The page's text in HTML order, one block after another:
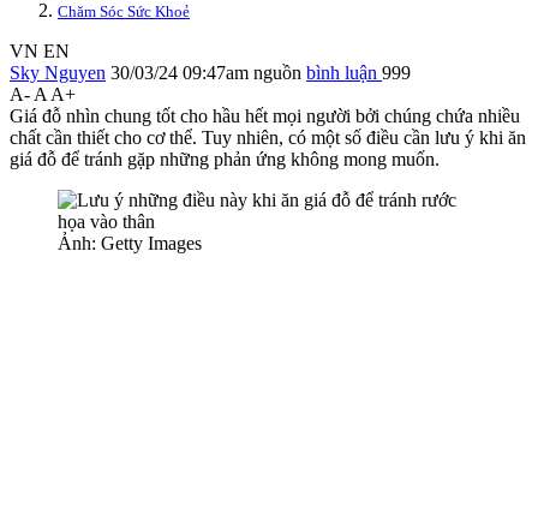
Chăm Sóc Sức Khoẻ
VN EN
Sky Nguyen 30/03/24 09:47am nguồn bình luận 999
A- A A+
Giá đỗ nhìn chung tốt cho hầu hết mọi người bởi chúng chứa nhiều
chất cần thiết cho c‌ơ th‌ể. Tuy nhiên, có một số điều cần lưu ý khi ăn
giá đỗ để tránh gặp những phản ứng không mong muốn.
Ảnh: Getty Images